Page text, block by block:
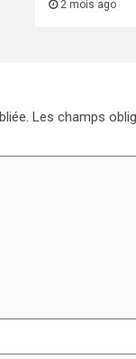
2 mois ago
Les champs